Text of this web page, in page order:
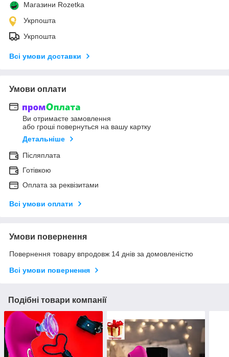
Магазини Rozetka
Укрпошта
Укрпошта
Всі умови доставки
Умови оплати
Ви отримаєте замовлення
або гроші повернуться на вашу картку
Детальніше
Післяплата
Готівкою
Оплата за реквізитами
Всі умови оплати
Умови повернення
Повернення товару впродовж 14 днів за домовленістю
Всі умови повернення
Подібні товари компанії